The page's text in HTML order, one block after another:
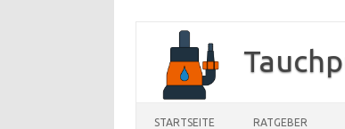
springen
STARTSEITE RATGEBER